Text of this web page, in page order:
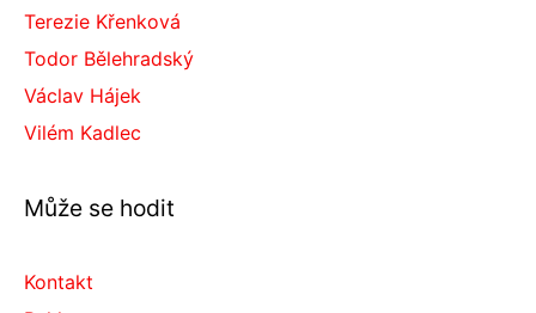
Terezie Křenková
Todor Bělehradský
Václav Hájek
Vilém Kadlec
Může se hodit
Kontakt